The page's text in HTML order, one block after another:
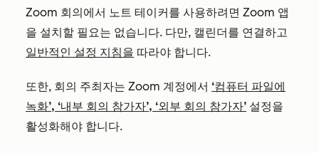
Zoom 회의에서 노트 테이커를 사용하려면 Zoom 앱
을 설치할 필요는 없습니다. 다만, 캘린더를 연결하고
일반적인 설정 지침을 따라야 합니다.
또한, 회의 주최자는 Zoom 계정에서 ‘컴퓨터 파일에
녹화’, ‘내부 회의 참가자’, ‘외부 회의 참가자’ 설정을
활성화해야 합니다.